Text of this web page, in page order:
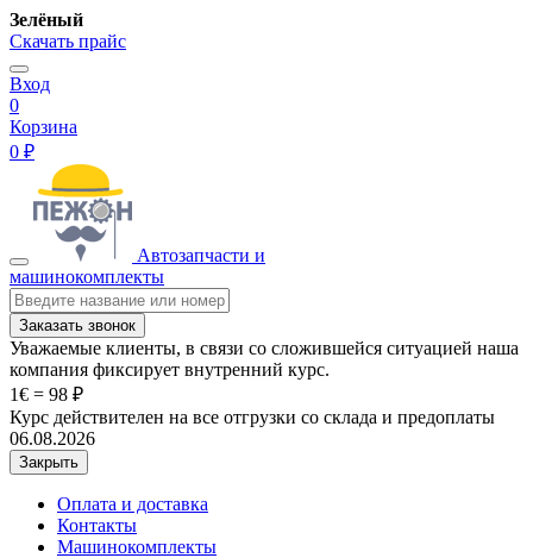
Зелёный
Скачать прайс
Вход
0
Корзина
0 ₽
Автозапчасти и
машинокомплекты
Заказать звонок
Уважаемые клиенты, в связи со сложившейся ситуацией наша
компания фиксирует внутренний курс.
1€ = 98 ₽
Курс действителен на все отгрузки со склада и предоплаты
06.08.2026
Закрыть
Оплата и доставка
Контакты
Машинокомплекты